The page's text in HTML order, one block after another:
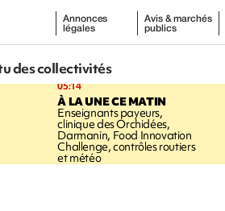
Annonces
légales
Avis & marchés
publics
des collectivités
05:14
À LA UNE CE MATIN
Enseignants payeurs,
clinique des Orchidées,
Darmanin, Food Innovation
Challenge, contrôles routiers
et météo